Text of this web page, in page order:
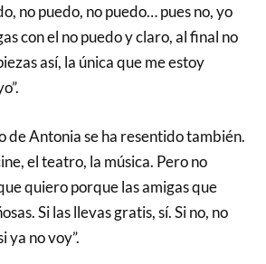
no puedo, no puedo… pues no, yo
con el no puedo y claro, al final no
así, la única que me estoy
de Antonia se ha resentido también.
el teatro, la música. Pero no
quiero porque las amigas que
Si las llevas gratis, sí. Si no, no
ya no voy”.